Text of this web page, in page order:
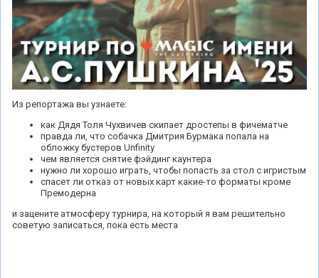
Из репортажа вы узнаете:
как Дядя Толя Чухвичев скипает дростепы в фичематче
правда ли, что собачка Дмитрия Бурмака попала на
обложку бустеров Unfinity
чем является снятие фэйдинг каунтера
нужно ли хорошо играть, чтобы попасть за стол с игристым
спасет ли отказ от новых карт какие-то форматы кроме
Премодерна
и зацените атмосферу турнира, на который я вам решительно
советую записаться, пока есть места